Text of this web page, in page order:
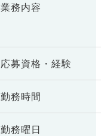
業務内容
応募資格・ 経験
勤務時間
勤務曜日